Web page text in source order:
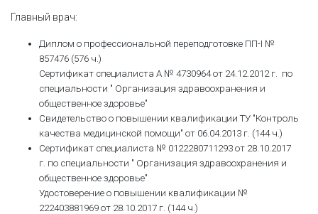
Главный врач:
Диплом о профессиональной переподготовке ПП-I №
857476 (576 ч.)
Сертификат специалиста А № 4730964 от 24.12.2012 г. по
специальности " Организация здравоохранения и
общественное здоровье"
Свидетельство о повышении квалификации ТУ "Контроль
качества медицинской помощи" от 06.04.2013 г. (144 ч.)
Сертификат специалиста № 0122280711293 от 28.10.2017
г. по специальности " Организация здравоохранения и
общественное здоровье"
Удостоверение о повышении квалификации №
222403881969 от 28.10.2017 г. (144 ч.)